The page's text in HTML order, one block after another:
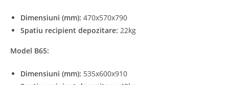
Dimensiuni (mm): 470x570x790
Spatiu recipient depozitare: 22kg
Model B65:
Dimensiuni (mm): 535x600x910